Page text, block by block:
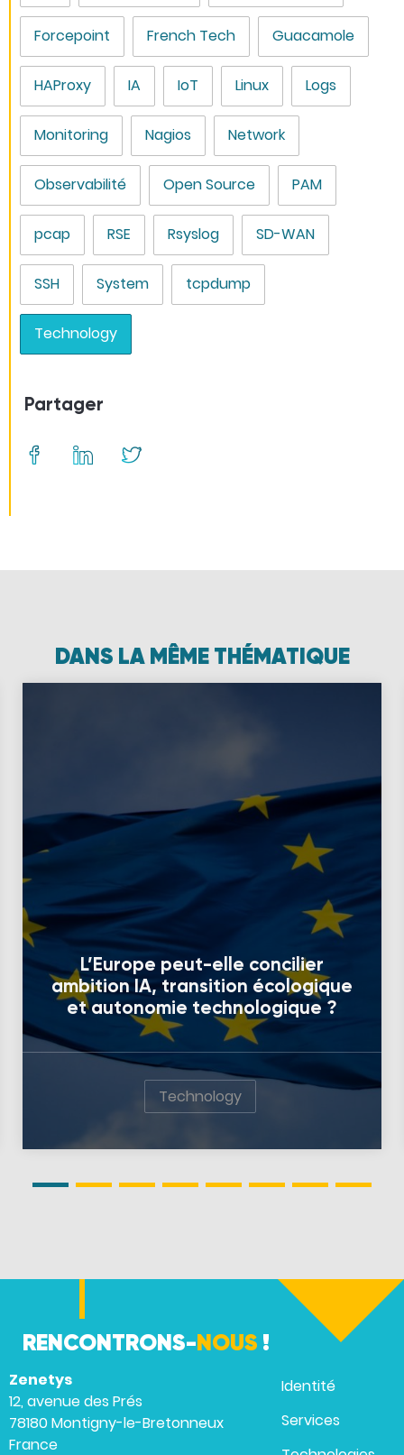
Forcepoint French Tech Guacamole
HAProxy IA IoT Linux Logs
Monitoring Nagios Network
Observabilité Open Source PAM
pcap RSE Rsyslog SD-WAN
SSH System tcpdump
Technology
Partager
DANS LA MÊME THÉMATIQUE
L’Europe peut-elle concilier
ambition IA, transition écologique
et autonomie technologique ?
Technology
RENCONTRONS-NOUS !
Zenetys
12, avenue des Prés
78180 Montigny-le-Bretonneux
France
Identité
Services